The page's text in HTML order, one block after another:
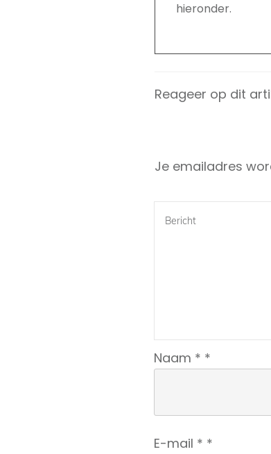
hieronder.
Reageer op dit
Je emailadres
Naam * *
E-mail * *